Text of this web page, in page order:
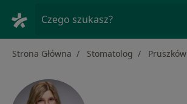
Czego szukasz?
Strona Główna Stomatolog Pruszków